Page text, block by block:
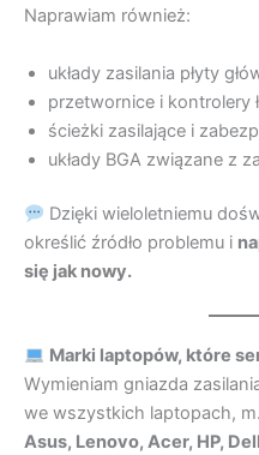
Naprawiam również:
układy zasilania płyty
przetwornice i kontrolery
ścieżki zasilające i
układy BGA związane z
Dzięki wieloletniemu
określić źródło problemu i
się jak nowy.
Marki laptopów, które
Wymieniam gniazda
we wszystkich laptopach,
Asus, Lenovo, Acer, HP,